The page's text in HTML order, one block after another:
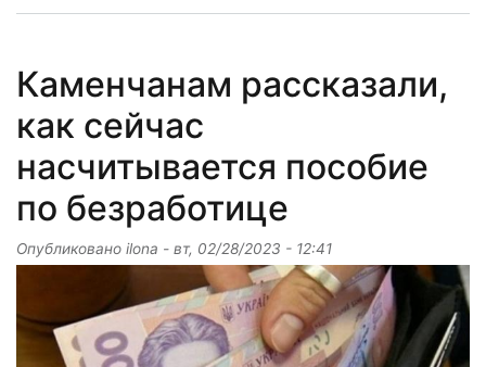
Каменчанам рассказали,
как сейчас
насчитывается пособие
по безработице
Опубликовано ilona - вт, 02/28/2023 - 12:41